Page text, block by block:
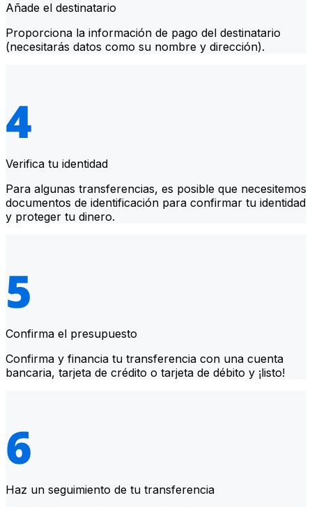
Añade el destinatario
Proporciona la información de pago del destinatario
(necesitarás datos como su nombre y dirección).
Verifica tu identidad
Para algunas transferencias, es posible que necesitemos
documentos de identificación para confirmar tu identidad
y proteger tu dinero.
Confirma el presupuesto
Confirma y financia tu transferencia con una cuenta
bancaria, tarjeta de crédito o tarjeta de débito y ¡listo!
Haz un seguimiento de tu transferencia